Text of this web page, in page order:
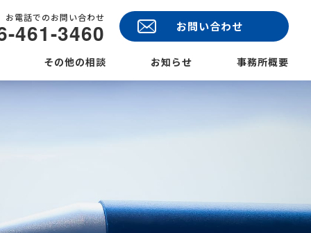
お電話でのお問い合わせ
461-3460 お問い合わせ
その他の相談 お知らせ 事務所概要